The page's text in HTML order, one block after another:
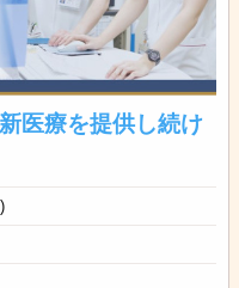
医療を提供し続け